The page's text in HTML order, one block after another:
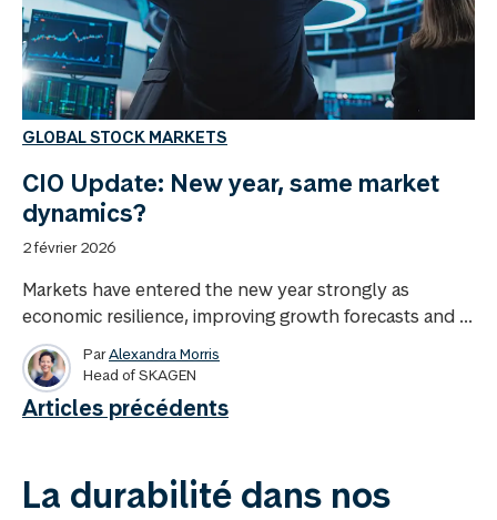
GLOBAL STOCK MARKETS
CIO Update: New year, same market
dynamics?
2 février 2026
Markets have entered the new year strongly as
economic resilience, improving growth forecasts and ...
ParAlexandra Morris
Head of SKAGEN
Articles précédents
La durabilité dans nos